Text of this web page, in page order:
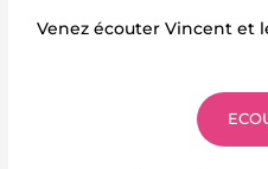
Venez écouter Vincent et